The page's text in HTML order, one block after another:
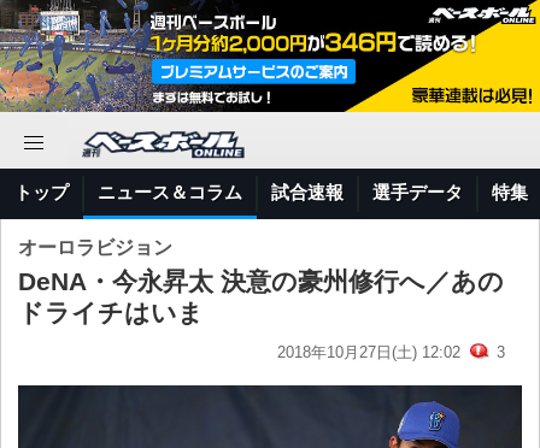
トップ ニュース＆コラム 試合速報 選手データ 特集
オーロラビジョン
DeNA・今永昇太 決意の豪州修行へ／あの
ドライチはいま
2018年10月27日(土) 12:02 3